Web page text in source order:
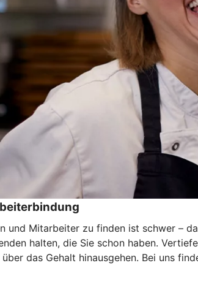
und Mitarbeiter zu finden ist schwer –
halten, die Sie schon haben.
das Gehalt hinausgehen. Bei uns